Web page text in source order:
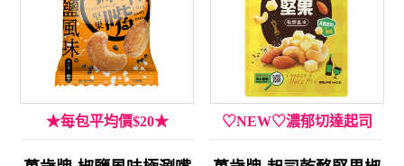
★每包平均價$20★ ♡NEW♡濃郁切達起司